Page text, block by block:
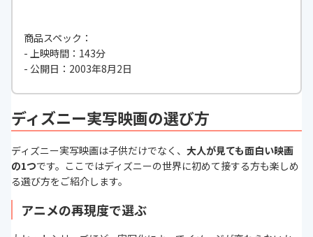
商品スペック：
- 上映時間：143分
- 公開日：2003年8月2日
ディズニー実写映画の選び方
ディズニー実写映画は子供だけでなく、 大人が見ても面白い映画
の1つです。ここではディズニーの世界に初めて接する方も楽しめ
る選び方をご紹介します。
アニメの再現度で選ぶ